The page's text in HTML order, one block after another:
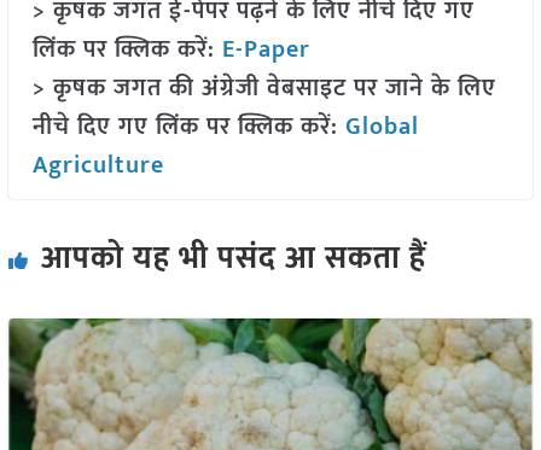
> कृषक जगत ई-पेपर पढ़ने के लिए नीचे दिए गए
लिंक पर क्लिक करें: E-Paper
> कृषक जगत की अंग्रेजी वेबसाइट पर जाने के लिए
नीचे दिए गए लिंक पर क्लिक करें: Global
Agriculture
आपको यह भी पसंद आ सकता हैं